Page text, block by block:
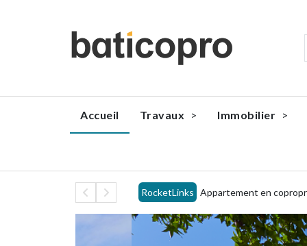
Accueil Travaux Immobilier
RocketLinks Appartement en